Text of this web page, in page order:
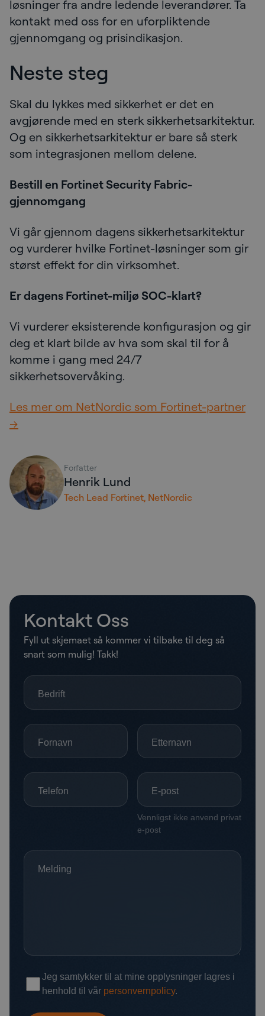
løsninger fra andre ledende leverandører. Ta
kontakt med oss for en uforpliktende
gjennomgang og prisindikasjon.
Neste steg
Skal du lykkes med sikkerhet er det en
avgjørende med en sterk sikkerhetsarkitektur.
Og en sikkerhetsarkitektur er bare så sterk
som integrasjonen mellom delene.
Bestill en Fortinet Security Fabric-
gjennomgang
Vi går gjennom dagens sikkerhetsarkitektur
og vurderer hvilke Fortinet-løsninger som gir
størst effekt for din virksomhet.
Er dagens Fortinet-miljø SOC-klart?
Vi vurderer eksisterende konfigurasjon og gir
deg et klart bilde av hva som skal til for å
komme i gang med 24/7
sikkerhetsovervåking.
Les mer om NetNordic som Fortinet-partner
→
Forfatter
Henrik Lund
Tech Lead Fortinet, NetNordic
Kontakt Oss
Fyll ut skjemaet så kommer vi tilbake til deg så
snart som mulig! Takk!